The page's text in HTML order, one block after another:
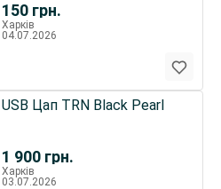
150 грн.
Харків
04.07.2026
1 900 грн.
USB Цап ТRN Black Pearl
Харків
03.07.2026